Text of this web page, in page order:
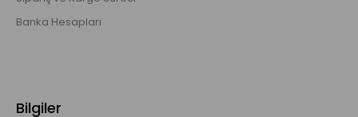
Banka Hesapları
Bilgiler